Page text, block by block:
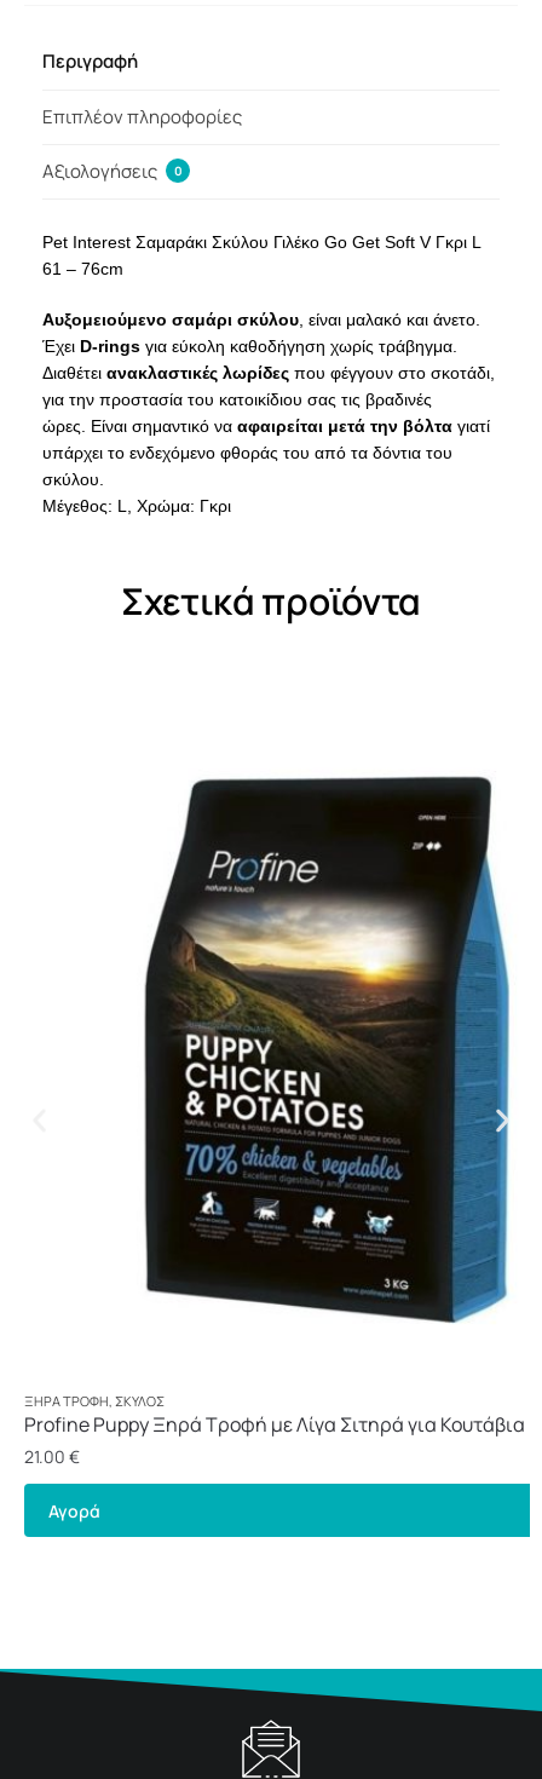
Περιγραφή
Επιπλέον πληροφορίες
Αξιολογήσεις 0
Pet Interest Σαμαράκι Σκύλου Γιλέκο Go Get Soft V Γκρι L
61 – 76cm
Αυξομειούμενο σαμάρι σκύλου , είναι μαλακό και άνετο.
Έχει D-rings για εύκολη καθοδήγηση χωρίς τράβηγμα.
Διαθέτει ανακλαστικές λωρίδες που φέγγουν στο σκοτάδι,
για την προστασία του κατοικίδιου σας τις βραδινές
ώρες. Είναι σημαντικό να αφαιρείται μετά την βόλτα γιατί
υπάρχει το ενδεχόμενο φθοράς του από τα δόντια του
σκύλου.
Μέγεθος: L, Χρώμα: Γκρι
Σχετικά προϊόντα
ΞΗΡΆ ΤΡΟΦΉ, ΣΚΎΛΟΣ
Profine Puppy Ξηρά Τροφή με Λίγα Σιτηρά για Κουτάβια
3kg
21.00 €
Αγορά